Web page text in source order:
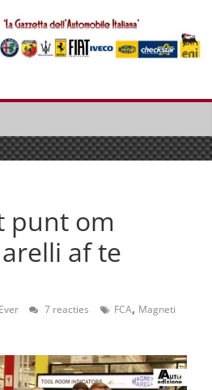
punt om
af te
7 reacties FCA, Magneti